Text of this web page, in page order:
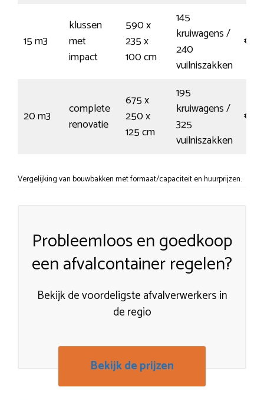
15 m3
klussen
met
impact
590 x
235 x
100 cm
145
kruiwagens /
240
vuilniszakken
20 m3
complete
renovatie
675 x
250 x
125 cm
195
kruiwagens /
325
vuilniszakken
Vergelijking van bouwbakken met formaat/capaciteit en huurprijzen.
Probleemloos en goedkoop
een afvalcontainer regelen?
Bekijk de voordeligste afvalverwerkers in
de regio
Bekijk de prijzen